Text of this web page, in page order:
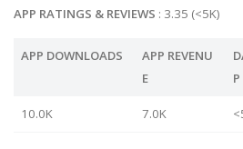
APP RATINGS & REVIEWS : 3.35 (<5K)
APP DOWNLOADS
APP REVENU
E
P
10.0K 7.0K